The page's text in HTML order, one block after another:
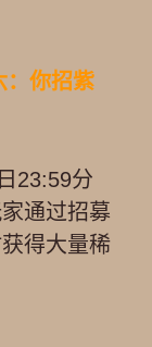
：你招紫
23:59分
通过招募
得大量稀